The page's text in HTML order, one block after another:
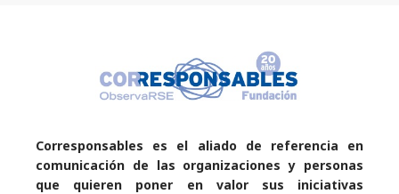
Corresponsables es el aliado de referencia en
comunicación de las organizaciones y personas
que quieren poner en valor sus iniciativas